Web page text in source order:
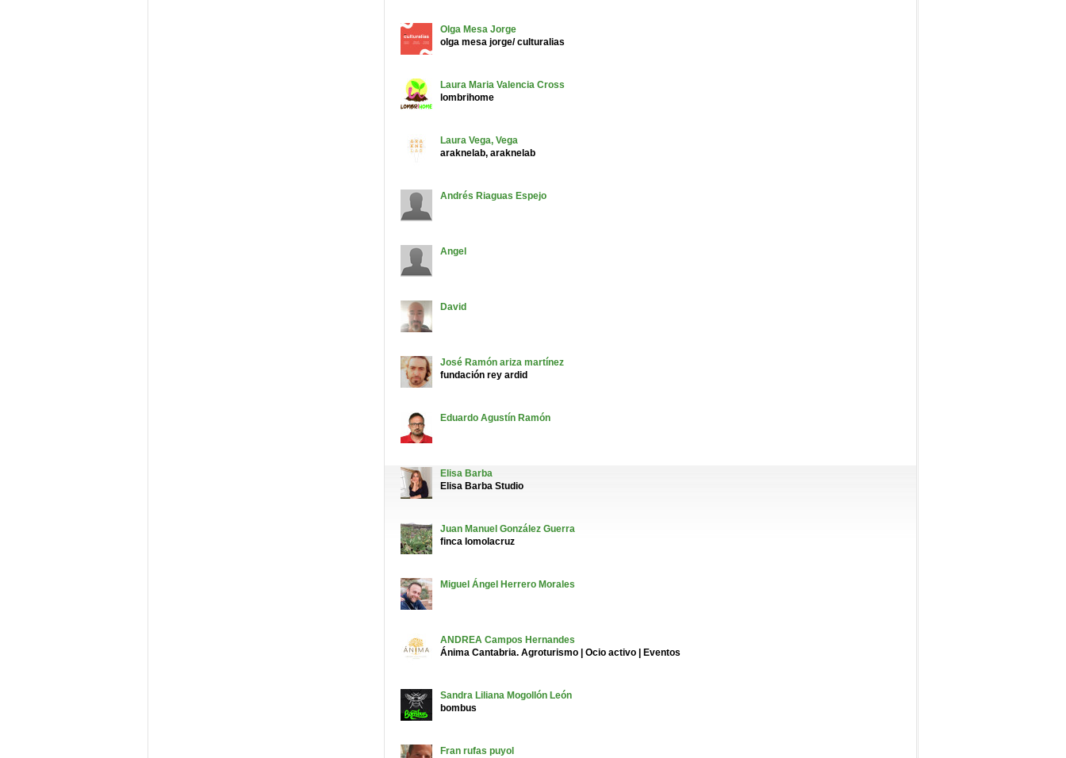
Olga Mesa Jorge
olga mesa jorge/ culturalias
Laura Maria Valencia Cross
lombrihome
Laura Vega, Vega
araknelab, araknelab
Andrés Riaguas Espejo
Angel
David
José Ramón ariza martínez
fundación rey ardid
Eduardo Agustín Ramón
Elisa Barba
Elisa Barba Studio
Juan Manuel González Guerra
finca lomolacruz
Miguel Ángel Herrero Morales
ANDREA Campos Hernandes
Ánima Cantabria. Agroturismo | Ocio activo | Eventos
Sandra Liliana Mogollón León
bombus
Fran rufas puyol